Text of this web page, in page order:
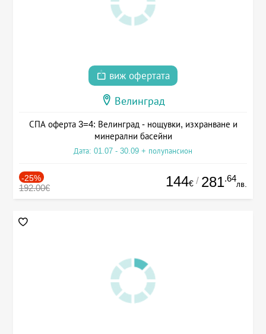
виж офертата
Велинград
СПА оферта 3=4: Велинград - нощувки, изхранване и
минерални басейни
Дата: 01.07 - 30.09 + полупансион
-25%
192.00€ 144€ / 281.64
лв.